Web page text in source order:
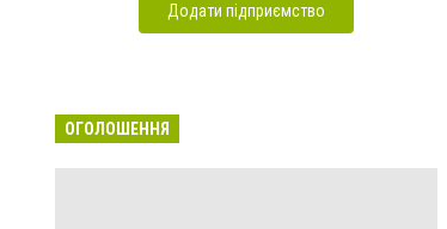
Додати підприємство
ОГОЛОШЕННЯ